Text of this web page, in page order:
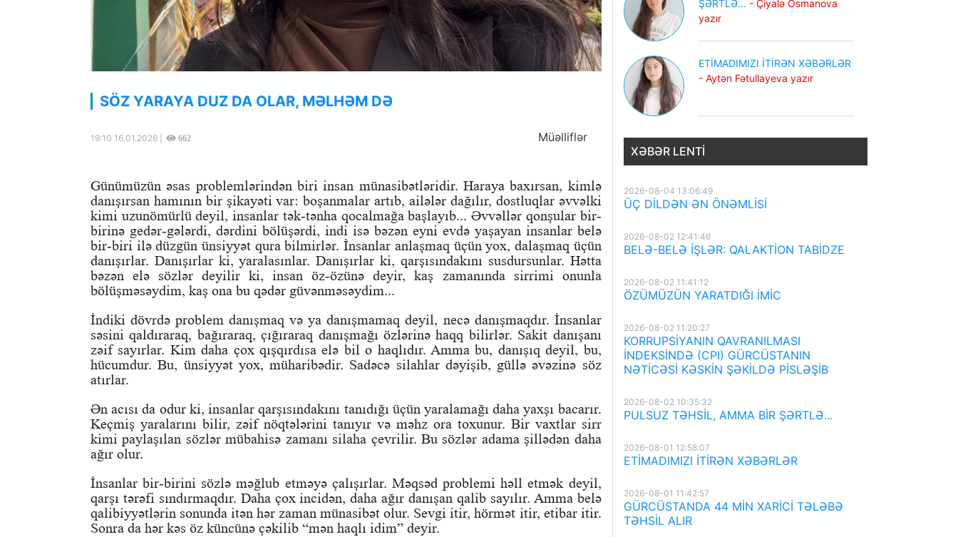
SÖZ YARAYA DUZ DA OLAR, MƏLHƏM DƏ
19:10 16.01.2026 | 662 Müəlliflər
Günümüzün əsas problemlərindən biri insan münasibətləridir. Haraya baxırsan, kimlə
danışırsan hamının bir şikayəti var: boşanmalar artıb, ailələr dağılır, dostluqlar əvvəlki
kimi uzunömürlü deyil, insanlar tək-tənha qocalmağa başlayıb... Əvvəllər qonşular bir-
birinə gedər-gələrdi, dərdini bölüşərdi, indi isə bəzən eyni evdə yaşayan insanlar belə
bir-biri ilə düzgün ünsiyyət qura bilmirlər. İnsanlar anlaşmaq üçün yox, dalaşmaq üçün
danışırlar. Danışırlar ki, yaralasınlar. Danışırlar ki, qarşısındakını susdursunlar. Hətta
bəzən elə sözlər deyilir ki, insan öz-özünə deyir, kaş zamanında sirrimi onunla
bölüşməsəydim, kaş ona bu qədər güvənməsəydim...
İndiki dövrdə problem danışmaq və ya danışmamaq deyil, necə danışmaqdır. İnsanlar
səsini qaldıraraq, bağıraraq, çığıraraq danışmağı özlərinə haqq bilirlər. Sakit danışanı
zəif sayırlar. Kim daha çox qışqırdısa elə bil o haqlıdır. Amma bu, danışıq deyil, bu,
hücumdur. Bu, ünsiyyət yox, müharibədir. Sadəcə silahlar dəyişib, güllə əvəzinə söz
atırlar.
Ən acısı da odur ki, insanlar qarşısındakını tanıdığı üçün yaralamağı daha yaxşı bacarır.
Keçmiş yaralarını bilir, zəif nöqtələrini tanıyır və məhz ora toxunur. Bir vaxtlar sirr
kimi paylaşılan sözlər mübahisə zamanı silaha çevrilir. Bu sözlər adama şillədən daha
ağır olur.
İnsanlar bir-birini sözlə məğlub etməyə çalışırlar. Məqsəd problemi həll etmək deyil,
qarşı tərəfi sındırmaqdır. Daha çox incidən, daha ağır danışan qalib sayılır. Amma belə
qalibiyyətlərin sonunda itən hər zaman münasibət olur. Sevgi itir, hörmət itir, etibar itir.
Sonra da hər kəs öz küncünə çəkilib “mən haqlı idim” deyir.
ŞƏRTLƏ... - Çiyalə Osmanova
yazır
ETİMADIMIZI İTİRƏN XƏBƏRLƏR
- Aytən Fətullayeva yazır
XƏBƏR LENTI
2026-08-04 13:06:49
ÜÇ DİLDƏN ƏN ÖNƏMLİSİ
2026-08-02 12:41:46
BELƏ-BELƏ İŞLƏR: QALAKTİON TABİDZE
2026-08-02 11:41:12
ÖZÜMÜZÜN YARATDIĞI İMİC
2026-08-02 11:20:27
KORRUPSİYANIN QAVRANILMASI
İNDEKSİNDƏ (CPI) GÜRCÜSTANIN
NƏTİCƏSİ KƏSKİN ŞƏKİLDƏ PİSLƏŞİB
2026-08-02 10:35:32
PULSUZ TƏHSİL, AMMA BİR ŞƏRTLƏ...
2026-08-01 12:58:07
ETİMADIMIZI İTİRƏN XƏBƏRLƏR
2026-08-01 11:42:57
GÜRCÜSTANDA 44 MİN XARİCİ TƏLƏBƏ
TƏHSİL ALIR